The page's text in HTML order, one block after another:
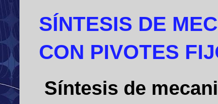
SÍNTESIS DE
CON PIVOTES
Síntesis de